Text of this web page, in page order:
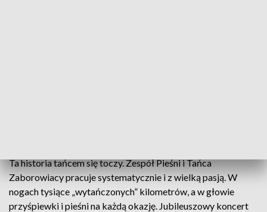
Ta historia tańcem się toczy. Zespół Pieśni i Tańca
Zaborowiacy pracuje systematycznie i z wielką pasją. W
nogach tysiące „wytańczonych” kilometrów, a w głowie
przyśpiewki i pieśni na każdą okazję. Jubileuszowy koncert